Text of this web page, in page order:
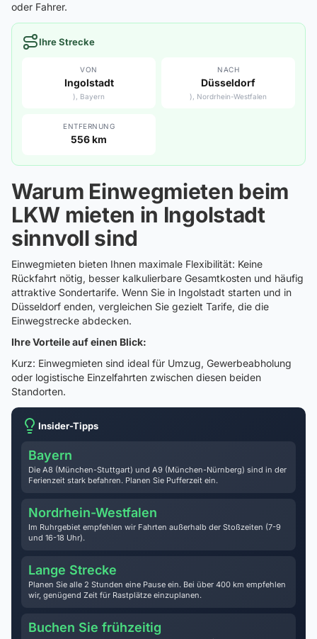
oder Fahrer.
Ihre Strecke
VON
Ingolstadt
), Bayern
NACH
Düsseldorf
), Nordrhein-Westfalen
ENTFERNUNG
556 km
Warum Einwegmieten beim
LKW mieten in Ingolstadt
sinnvoll sind
Einwegmieten bieten Ihnen maximale Flexibilität: Keine
Rückfahrt nötig, besser kalkulierbare Gesamtkosten und häufig
attraktive Sondertarife. Wenn Sie in Ingolstadt starten und in
Düsseldorf enden, vergleichen Sie gezielt Tarife, die die
Einwegstrecke abdecken.
Ihre Vorteile auf einen Blick:
Kurz: Einwegmieten sind ideal für Umzug, Gewerbeabholung
oder logistische Einzelfahrten zwischen diesen beiden
Standorten.
Insider-Tipps
Bayern
Die A8 (München-Stuttgart) und A9 (München-Nürnberg) sind in der
Ferienzeit stark befahren. Planen Sie Pufferzeit ein.
Nordrhein-Westfalen
Im Ruhrgebiet empfehlen wir Fahrten außerhalb der Stoßzeiten (7-9
und 16-18 Uhr).
Lange Strecke
Planen Sie alle 2 Stunden eine Pause ein. Bei über 400 km empfehlen
wir, genügend Zeit für Rastplätze einzuplanen.
Buchen Sie frühzeitig